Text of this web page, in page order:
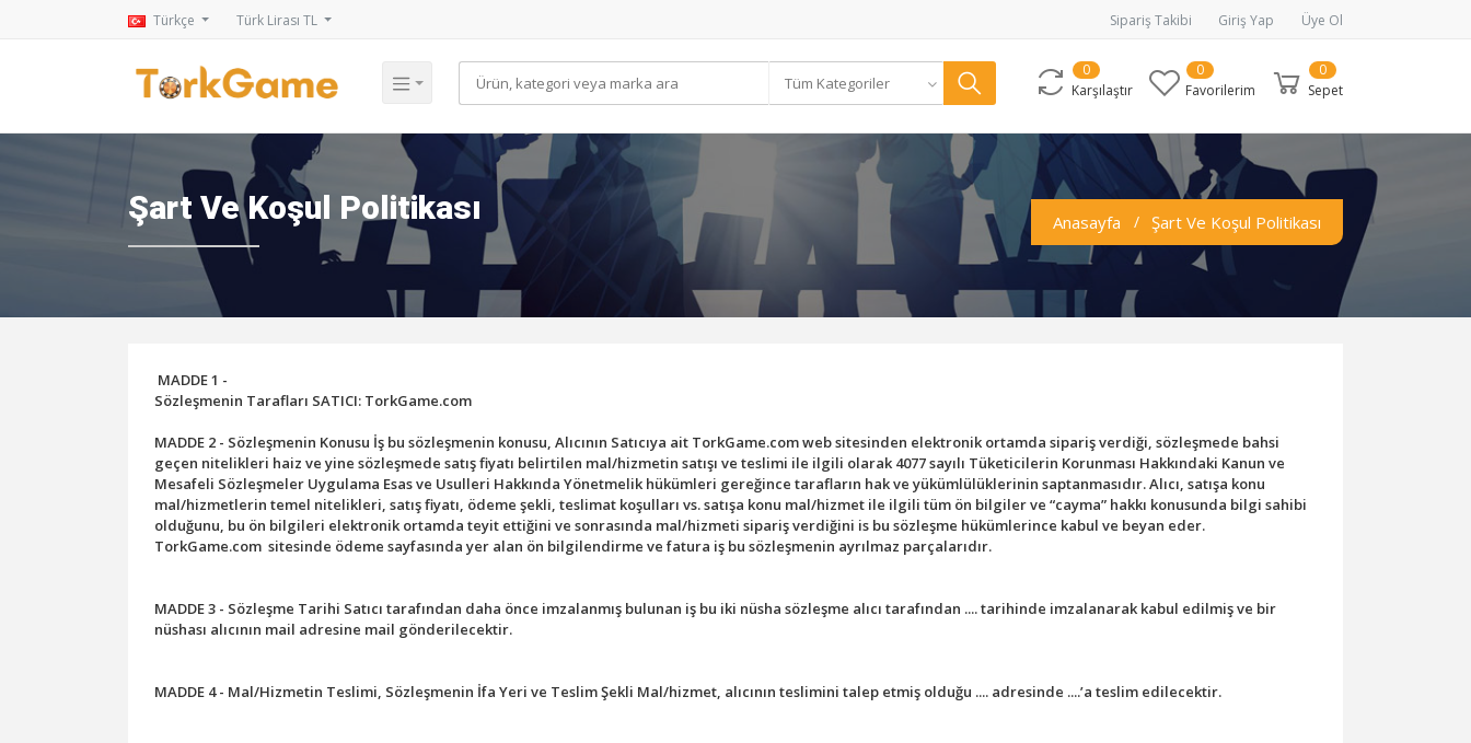
Türkçe Türk Lirası TL Sipariş Takibi Giriş Yap Üye Ol
Tüm Kategoriler Karşılaştır
0
Favorilerim
0
Sepet
0
Şart Ve Koşul Politikası Anasayfa Şart Ve Koşul Politikası
MADDE 1 -
Sözleşmenin Tarafları SATICI: TorkGame.com
MADDE 2 - Sözleşmenin Konusu İş bu sözleşmenin konusu, Alıcının Satıcıya ait TorkGame.com web sitesinden elektronik ortamda sipariş verdiği, sözleşmede bahsi
geçen nitelikleri haiz ve yine sözleşmede satış fiyatı belirtilen mal/hizmetin satışı ve teslimi ile ilgili olarak 4077 sayılı Tüketicilerin Korunması Hakkındaki Kanun ve
Mesafeli Sözleşmeler Uygulama Esas ve Usulleri Hakkında Yönetmelik hükümleri gereğince tarafların hak ve yükümlülüklerinin saptanmasıdır. Alıcı, satışa konu
mal/hizmetlerin temel nitelikleri, satış fiyatı, ödeme şekli, teslimat koşulları vs. satışa konu mal/hizmet ile ilgili tüm ön bilgiler ve “cayma” hakkı konusunda bilgi sahibi
olduğunu, bu ön bilgileri elektronik ortamda teyit ettiğini ve sonrasında mal/hizmeti sipariş verdiğini is bu sözleşme hükümlerince kabul ve beyan eder.
TorkGame.com sitesinde ödeme sayfasında yer alan ön bilgilendirme ve fatura iş bu sözleşmenin ayrılmaz parçalarıdır.
MADDE 3 - Sözleşme Tarihi Satıcı tarafından daha önce imzalanmış bulunan iş bu iki nüsha sözleşme alıcı tarafından .... tarihinde imzalanarak kabul edilmiş ve bir
nüshası alıcının mail adresine mail gönderilecektir.
MADDE 4 - Mal/Hizmetin Teslimi, Sözleşmenin İfa Yeri ve Teslim Şekli Mal/hizmet, alıcının teslimini talep etmiş olduğu .... adresinde ....’a teslim edilecektir.